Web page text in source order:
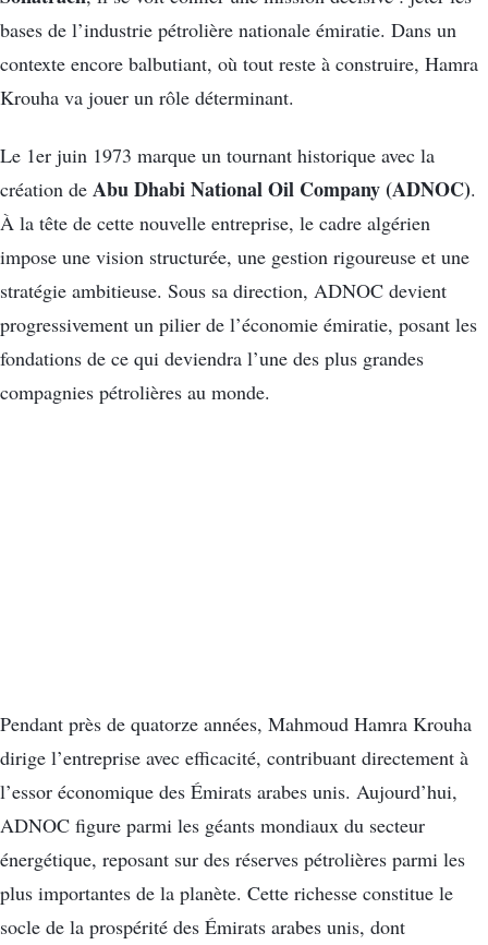
bases de l’industrie pétrolière nationale émiratie. Dans un
contexte encore balbutiant, où tout reste à construire, Hamra
Krouha va jouer un rôle déterminant.
Le 1er juin 1973 marque un tournant historique avec la
création de Abu Dhabi National Oil Company (ADNOC).
À la tête de cette nouvelle entreprise, le cadre algérien
impose une vision structurée, une gestion rigoureuse et une
stratégie ambitieuse. Sous sa direction, ADNOC devient
progressivement un pilier de l’économie émiratie, posant les
fondations de ce qui deviendra l’une des plus grandes
compagnies pétrolières au monde.
Pendant près de quatorze années, Mahmoud Hamra Krouha
dirige l’entreprise avec efficacité, contribuant directement à
l’essor économique des Émirats arabes unis. Aujourd’hui,
ADNOC figure parmi les géants mondiaux du secteur
énergétique, reposant sur des réserves pétrolières parmi les
plus importantes de la planète. Cette richesse constitue le
socle de la prospérité des Émirats arabes unis, dont